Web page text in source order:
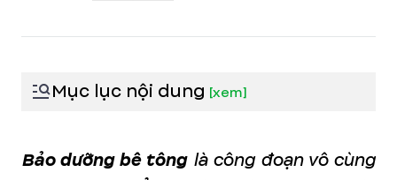
Mục lục nội dung [xem]
Bảo dưỡng bê tônglà công đoạn vô cùng